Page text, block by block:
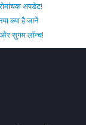
अपडेट!
क्या है जानें
सुगम लॉन्च!